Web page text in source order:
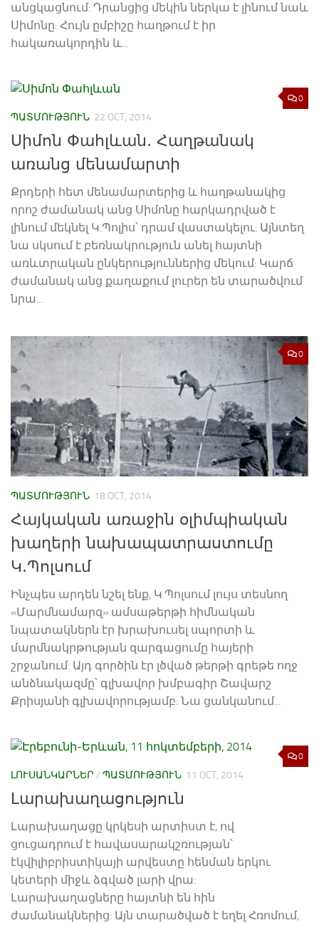
անցկացնում: Դրանցից մեկին ներկա է լինում նաև
Սիմոնը: Հույն ըմբիշը հաղթում է իր
հակառակորդին և...
0
ՊԱՏՄՈՒԹՅՈՒՆ 22 OCT, 2014
Սիմոն Փահլևան. Հաղթանակ
առանց մենամարտի
Քրդերի հետ մենամարտերից և հաղթանակից
որոշ ժամանակ անց Սիմոնը հարկադրված է
լինում մեկնել Կ.Պոլիս՝ դրամ վաստակելու: Այնտեղ
նա սկսում է բեռնակրություն անել հայտնի
առևտրական ընկերություններից մեկում: Կարճ
ժամանակ անց քաղաքում լուրեր են տարածվում
նրա...
0
ՊԱՏՄՈՒԹՅՈՒՆ 18 OCT, 2014
Հայկական առաջին օլիմպիական
խաղերի նախապատրաստումը
Կ.Պոլսում
Ինչպես արդեն նշել ենք, Կ.Պոլսում լույս տեսնող
«Մարմնամարզ» ամսաթերթի հիմնական
նպատակներն էր խրախուսել սպորտի և
մարմնակրթության զարգացումը հայերի
շրջանում: Այդ գործին էր լծված թերթի գրեթե ողջ
անձնակազմը՝ գլխավոր խմբագիր Շավարշ
Քրիսյանի գլխավորությամբ: Նա ցանկանում...
0
ԼՈՒՍԱՆԿԱՐՆԵՐ / ՊԱՏՄՈՒԹՅՈՒՆ 11 OCT, 2014
Լարախաղացություն
Լարախաղացը կրկեսի արտիստ է, ով
ցուցադրում է հավասարակշռության՝
էկվիլիբրիստիկայի արվեստը հենման երկու
կետերի միջև ձգված լարի վրա:
Լարախաղացները հայտնի են հին
ժամանակներից: Այն տարածված է եղել Հռոմում,